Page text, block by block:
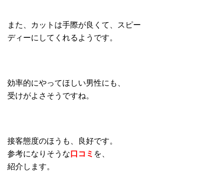
また、カットは手際が良くて、スピー
ディーにしてくれるようです。
効率的にやってほしい男性にも、
受けがよさそうですね。
接客態度のほうも、良好です。
参考になりそうな 口コミ を、
紹介します。